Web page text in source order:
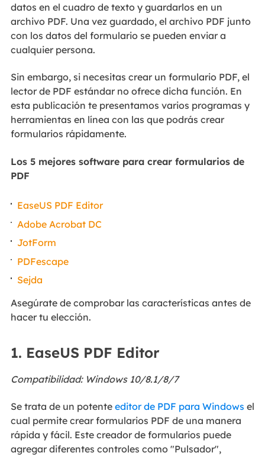
datos en el cuadro de texto y guardarlos en un
archivo PDF. Una vez guardado, el archivo PDF junto
con los datos del formulario se pueden enviar a
cualquier persona.
Sin embargo, si necesitas crear un formulario PDF, el
lector de PDF estándar no ofrece dicha función. En
esta publicación te presentamos varios programas y
herramientas en línea con las que podrás crear
formularios rápidamente.
Los 5 mejores software para crear formularios de
PDF
EaseUS PDF Editor
Adobe Acrobat DC
JotForm
PDFescape
Sejda
Asegúrate de comprobar las características antes de
hacer tu elección.
1. EaseUS PDF Editor
Compatibilidad: Windows 10/8.1/8/7
Se trata de un potente editor de PDF para Windows el
cual permite crear formularios PDF de una manera
rápida y fácil. Este creador de formularios puede
agregar diferentes controles como "Pulsador",